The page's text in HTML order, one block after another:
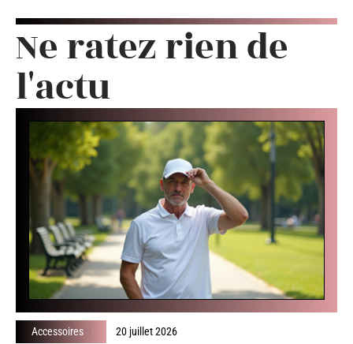
Ne ratez rien de
l'actu
Accessoires 20 juillet 2026